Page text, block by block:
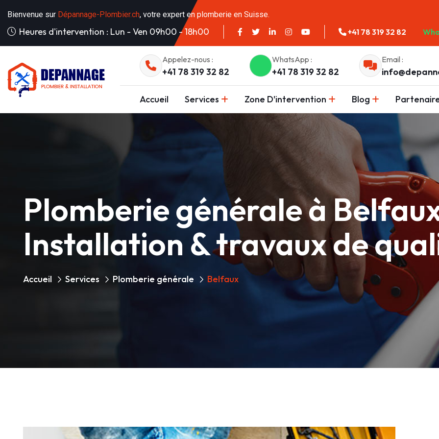
Bienvenue sur Dépannage-Plombier.ch, votre expert en plomberie en Suisse.
Heures d'intervention : Lun - Ven 09h00 - 18h00 +41 78 319 32 82
Appelez-nous :
+41 78 319 32 82
WhatsApp :
+41 78 319 32 82
Email :
Accueil Services Zone D'intervention Blog
Plomberie générale à
Installation & travaux de
Accueil Services Plomberie générale Belfaux